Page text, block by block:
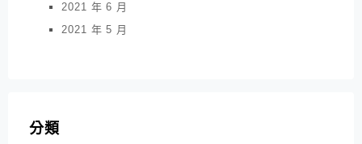
2021 年 6 月
2021 年 5 月
分類